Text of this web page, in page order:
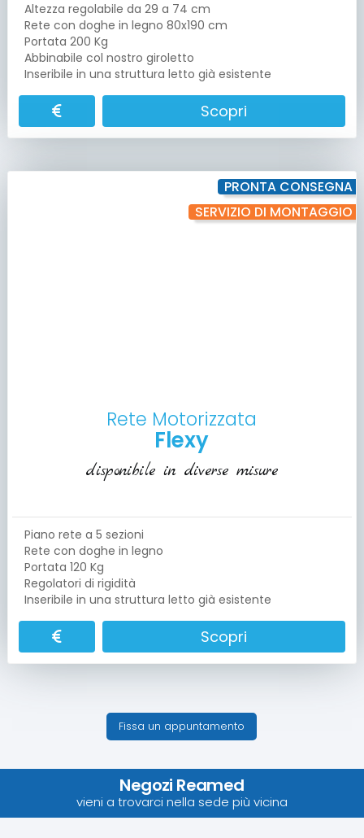
Altezza regolabile da 29 a 74 cm
Rete con doghe in legno 80x190 cm
Portata 200 Kg
Abbinabile col nostro giroletto
Inseribile in una struttura letto già esistente
Scopri
PRONTA CONSEGNA
SERVIZIO DI MONTAGGIO
Rete Motorizzata
Flexy
disponibile in diverse misure
Piano rete a 5 sezioni
Rete con doghe in legno
Portata 120 Kg
Regolatori di rigidità
Inseribile in una struttura letto già esistente
Scopri
Fissa un appuntamento
Negozi Reamed
vieni a trovarci nella sede più vicina